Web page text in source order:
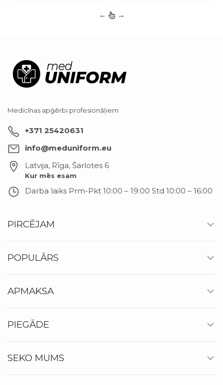
← →
Medicīnas apģērbi profesionāļiem
+371 25420631
info@meduniform.eu
Latvija, Rīga, Šarlotes 6
Kur mēs esam
Darba laiks Prm-Pkt 10:00 – 19:00 Std 10:00 – 16:00
PIRCĒJAM
POPULĀRS
APMAKSA
PIEGĀDE
SEKO MUMS